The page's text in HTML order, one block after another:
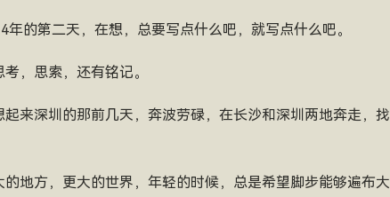
的第二天，在想，总要写点什么吧，就写点什么吧。
，思索，还有铭记。
来深圳的那前几天，奔波劳碌，在长沙和深圳两地奔走，找
地方，更大的世界，年轻的时候，总是希望脚步能够遍布大